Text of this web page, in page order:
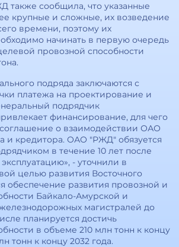
также сообщила, что указанные
крупные и сложные, их возведение
времени, поэтому их
начинать в первую очередь
провозной способности
подряда заключаются с
платежа на проектирование и
подрядчик
финансирование, для чего
о взаимодействии ОАО
и кредитора. ОАО "РЖД" обязуется
в течение 10 лет после
- уточнили в
целью развития Восточного
обеспечение развития провозной и
Байкало-Амурской и
магистралей до
планируется достичь
в объеме 210 млн тонн к концу
тонн к концу 2032 года.